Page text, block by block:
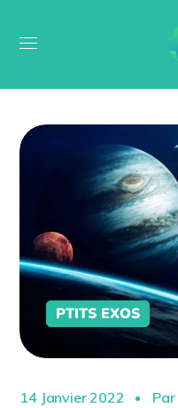
PTITS EXOS
14 Janvier 2022 Par